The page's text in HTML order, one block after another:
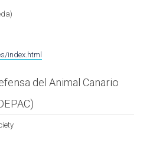
index.html
del Animal Canario